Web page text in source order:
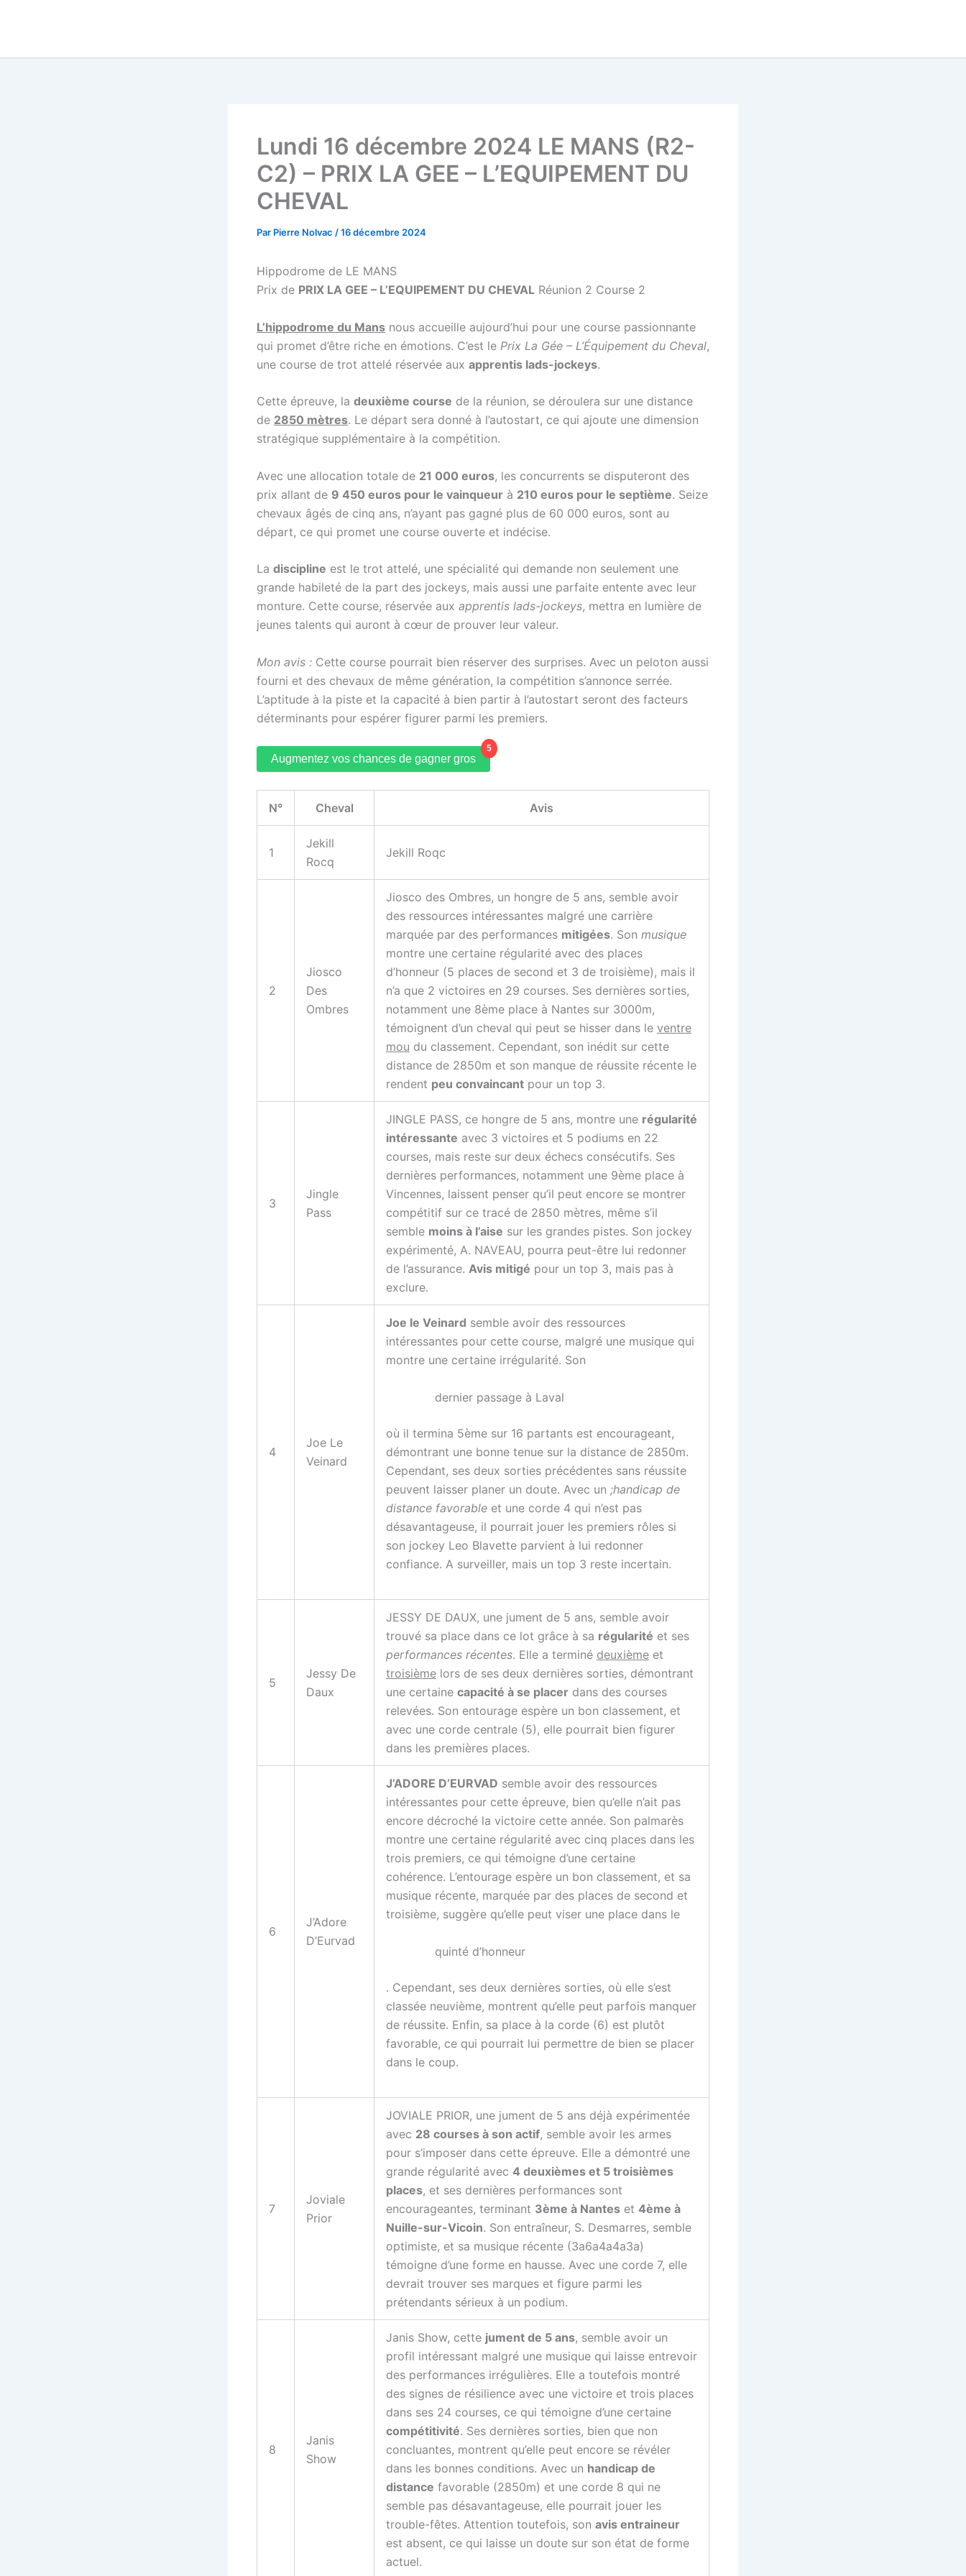
Lundi 16 décembre 2024 LE MANS (R2-
C2) – PRIX LA GEE – L’EQUIPEMENT DU
CHEVAL
Par Pierre Nolvac /16 décembre 2024
Hippodrome de LE MANS
Prix de PRIX LA GEE – L’EQUIPEMENT DU CHEVAL Réunion 2 Course 2
L’hippodrome du Mans nous accueille aujourd’hui pour une course passionnante
qui promet d’être riche en émotions. C’est le Prix La Gée – L’Équipement du Cheval,
une course de trot attelé réservée aux apprentis lads-jockeys.
Cette épreuve, la deuxième course de la réunion, se déroulera sur une distance
de 2850 mètres. Le départ sera donné à l’autostart, ce qui ajoute une dimension
stratégique supplémentaire à la compétition.
Avec une allocation totale de 21 000 euros, les concurrents se disputeront des
prix allant de 9 450 euros pour le vainqueur à 210 euros pour le septième. Seize
chevaux âgés de cinq ans, n’ayant pas gagné plus de 60 000 euros, sont au
départ, ce qui promet une course ouverte et indécise.
La discipline est le trot attelé, une spécialité qui demande non seulement une
grande habileté de la part des jockeys, mais aussi une parfaite entente avec leur
monture. Cette course, réservée aux apprentis lads-jockeys, mettra en lumière de
jeunes talents qui auront à cœur de prouver leur valeur.
Mon avis : Cette course pourrait bien réserver des surprises. Avec un peloton aussi
fourni et des chevaux de même génération, la compétition s’annonce serrée.
L’aptitude à la piste et la capacité à bien partir à l’autostart seront des facteurs
déterminants pour espérer figurer parmi les premiers.
Augmentez vos chances de gagner gros
5
N° Cheval Avis
1
Jekill
Rocq
Jekill Roqc
2
Jiosco
Des
Ombres
Jiosco des Ombres, un hongre de 5 ans, semble avoir
des ressources intéressantes malgré une carrière
marquée par des performances mitigées. Son musique
montre une certaine régularité avec des places
d’honneur (5 places de second et 3 de troisième), mais il
n’a que 2 victoires en 29 courses. Ses dernières sorties,
notamment une 8ème place à Nantes sur 3000m,
témoignent d’un cheval qui peut se hisser dans le ventre
mou du classement. Cependant, son inédit sur cette
distance de 2850m et son manque de réussite récente le
rendent peu convaincant pour un top 3.
3
Jingle
Pass
JINGLE PASS, ce hongre de 5 ans, montre une régularité
intéressante avec 3 victoires et 5 podiums en 22
courses, mais reste sur deux échecs consécutifs. Ses
dernières performances, notamment une 9ème place à
Vincennes, laissent penser qu’il peut encore se montrer
compétitif sur ce tracé de 2850 mètres, même s’il
semble moins à l’aise sur les grandes pistes. Son jockey
expérimenté, A. NAVEAU, pourra peut-être lui redonner
de l’assurance. Avis mitigé pour un top 3, mais pas à
exclure.
4
Joe Le
Veinard
Joe le Veinard semble avoir des ressources
intéressantes pour cette course, malgré une musique qui
montre une certaine irrégularité. Son
dernier passage à Laval
où il termina 5ème sur 16 partants est encourageant,
démontrant une bonne tenue sur la distance de 2850m.
Cependant, ses deux sorties précédentes sans réussite
peuvent laisser planer un doute. Avec un ;handicap de
distance favorable et une corde 4 qui n’est pas
désavantageuse, il pourrait jouer les premiers rôles si
son jockey Leo Blavette parvient à lui redonner
confiance. A surveiller, mais un top 3 reste incertain.
5
Jessy De
Daux
JESSY DE DAUX, une jument de 5 ans, semble avoir
trouvé sa place dans ce lot grâce à sa régularité et ses
performances récentes. Elle a terminé deuxième et
troisième lors de ses deux dernières sorties, démontrant
une certaine capacité à se placer dans des courses
relevées. Son entourage espère un bon classement, et
avec une corde centrale (5), elle pourrait bien figurer
dans les premières places.
6
J’Adore
D’Eurvad
J’ADORE D’EURVAD semble avoir des ressources
intéressantes pour cette épreuve, bien qu’elle n’ait pas
encore décroché la victoire cette année. Son palmarès
montre une certaine régularité avec cinq places dans les
trois premiers, ce qui témoigne d’une certaine
cohérence. L’entourage espère un bon classement, et sa
musique récente, marquée par des places de second et
troisième, suggère qu’elle peut viser une place dans le
quinté d’honneur
. Cependant, ses deux dernières sorties, où elle s’est
classée neuvième, montrent qu’elle peut parfois manquer
de réussite. Enfin, sa place à la corde (6) est plutôt
favorable, ce qui pourrait lui permettre de bien se placer
dans le coup.
7
Joviale
Prior
JOVIALE PRIOR, une jument de 5 ans déjà expérimentée
avec 28 courses à son actif, semble avoir les armes
pour s’imposer dans cette épreuve. Elle a démontré une
grande régularité avec 4 deuxièmes et 5 troisièmes
places, et ses dernières performances sont
encourageantes, terminant 3ème à Nantes et 4ème à
Nuille-sur-Vicoin. Son entraîneur, S. Desmarres, semble
optimiste, et sa musique récente (3a6a4a4a3a)
témoigne d’une forme en hausse. Avec une corde 7, elle
devrait trouver ses marques et figure parmi les
prétendants sérieux à un podium.
8
Janis
Show
Janis Show, cette jument de 5 ans, semble avoir un
profil intéressant malgré une musique qui laisse entrevoir
des performances irrégulières. Elle a toutefois montré
des signes de résilience avec une victoire et trois places
dans ses 24 courses, ce qui témoigne d’une certaine
compétitivité. Ses dernières sorties, bien que non
concluantes, montrent qu’elle peut encore se révéler
dans les bonnes conditions. Avec un handicap de
distance favorable (2850m) et une corde 8 qui ne
semble pas désavantageuse, elle pourrait jouer les
trouble-fêtes. Attention toutefois, son avis entraineur
est absent, ce qui laisse un doute sur son état de forme
actuel.
now